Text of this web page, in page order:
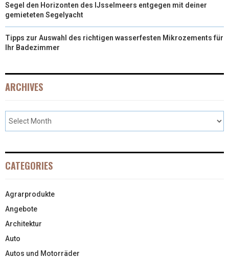
Segel den Horizonten des IJsselmeers entgegen mit deiner
gemieteten Segelyacht
Tipps zur Auswahl des richtigen wasserfesten Mikrozements für
Ihr Badezimmer
ARCHIVES
CATEGORIES
Agrarprodukte
Angebote
Architektur
Auto
Autos und Motorräder